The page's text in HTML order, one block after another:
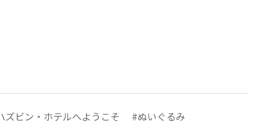
ズビン・ホテルへようこそ ぬいぐるみ